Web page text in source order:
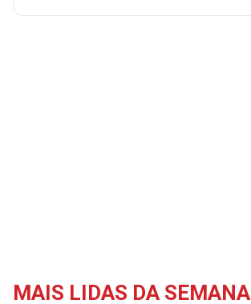
MAIS LIDAS DA SEMANA